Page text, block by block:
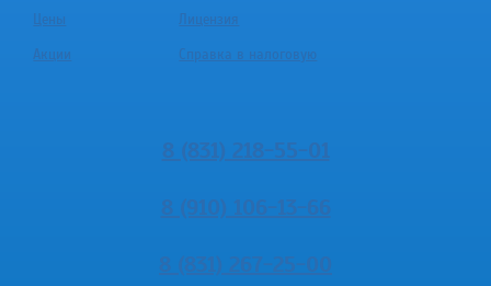
Цены
Лицензия
Акции
Справка в налоговую
8 (831) 218-55-01
8 (910) 106-13-66
8 (831) 267-25-00